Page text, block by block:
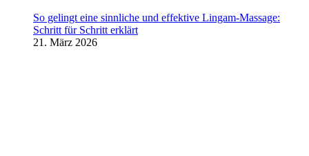
So gelingt eine sinnliche und effektive Lingam-Massage:
Schritt für Schritt erklärt
21. März 2026